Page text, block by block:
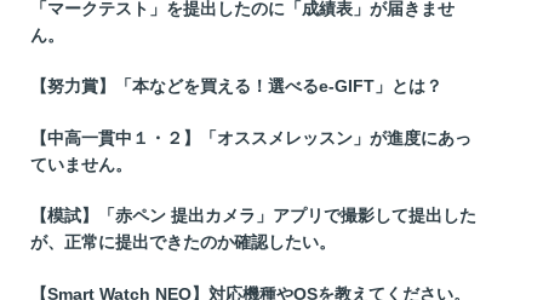
「マークテスト」を提出したのに「成績表」が届きませ
ん。
【努力賞】「本などを買える！選べるe-GIFT」とは？
【中高一貫中１・２】「オススメレッスン」が進度にあっ
ていません。
【模試】「赤ペン 提出カメラ」アプリで撮影して提出した
が、正常に提出できたのか確認したい。
【Smart Watch NEO】対応機種やOSを教えてください。